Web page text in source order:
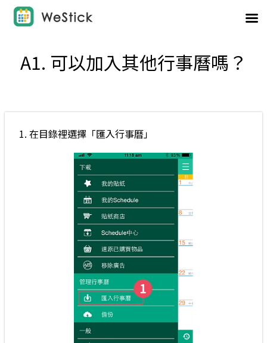
A1. 可以加入其他行事曆嗎？
1. 在目錄裡選擇「匯入行事曆」